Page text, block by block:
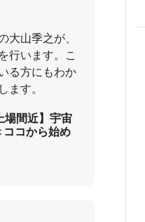
大山季之が、
行います。こ
る方にもわか
ます。
場間近】宇宙
ココから始め